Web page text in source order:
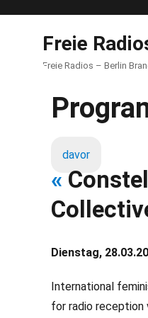
Freie
Freie Radios – Berlin
davor
«
Dienstag,
International
for radio reception